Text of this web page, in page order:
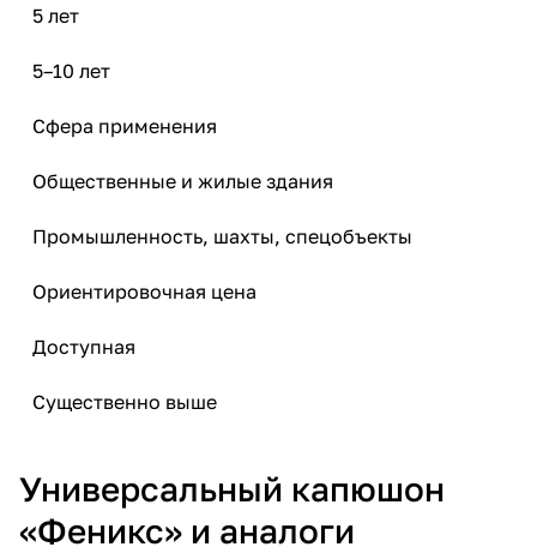
5 лет
5–10 лет
Сфера применения
Общественные и жилые здания
Промышленность, шахты, спецобъекты
Ориентировочная цена
Доступная
Существенно выше
Универсальный капюшон
«Феникс» и аналоги